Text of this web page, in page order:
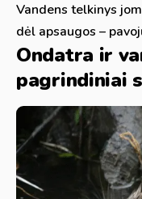
Vandens telkinys
dėl apsaugos –
Ondatra ir
pagrindiniai